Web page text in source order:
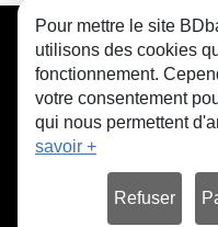
CGU FAQ
Pour mettre le site
utilisons des cookies
fonctionnement.
votre consentement
qui nous permettent
savoir +
Refuser